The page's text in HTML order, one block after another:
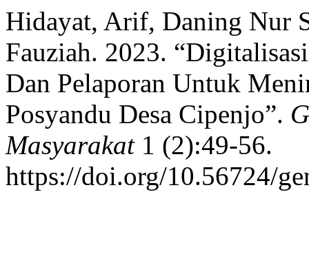
Hidayat, Arif, Daning Nur
Fauziah. 2023.
Dan Pelaporan Untuk
Posyandu Desa Cipenjo”.
Masyarakat1 (2):49-56.
https://doi.org/10.56724/